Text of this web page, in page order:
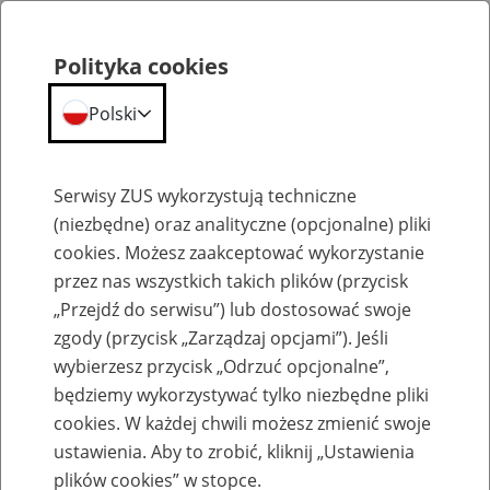
Emerytury
Baza zlikwidowanych lub
przekształconych zakładów pracy
Polityka cookies
Polski
Serwisy ZUS wykorzystują techniczne
(niezbędne) oraz analityczne (opcjonalne) pliki
cookies. Możesz zaakceptować wykorzystanie
przez nas wszystkich takich plików (przycisk
„Przejdź do serwisu”) lub dostosować swoje
zgody (przycisk „Zarządzaj opcjami”). Jeśli
wybierzesz przycisk „Odrzuć opcjonalne”,
będziemy wykorzystywać tylko niezbędne pliki
cookies. W każdej chwili możesz zmienić swoje
ustawienia. Aby to zrobić, kliknij „Ustawienia
plików cookies” w stopce.